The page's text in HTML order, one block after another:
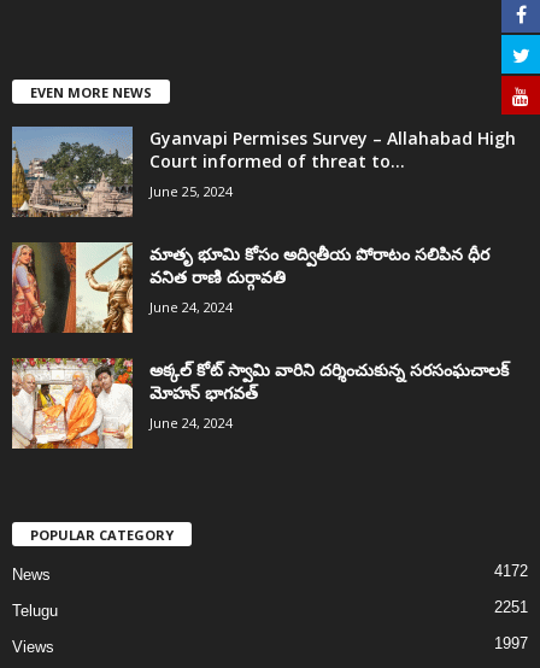
EVEN MORE NEWS
Gyanvapi Permises Survey – Allahabad High
Court informed of threat to...
June 25, 2024
మాతృ భూమి కోసం అద్వితీయ పోరాటం సలిపిన ధీర
వనిత రాణి దుర్గావతి
June 24, 2024
అక్కల్‌ కోట్‌ స్వామి వారిని దర్శించుకున్న సరసంఘచాలక్
మోహన్ భాగవత్
June 24, 2024
POPULAR CATEGORY
News 4172
Telugu 2251
Views 1997